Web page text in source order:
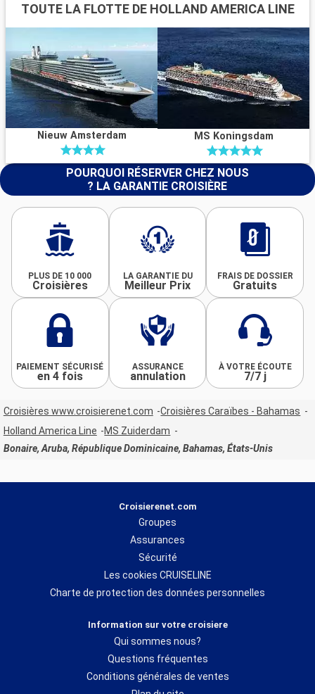
TOUTE LA FLOTTE DE HOLLAND AMERICA LINE
Nieuw Amsterdam MS Koningsdam
POURQUOI RÉSERVER CHEZ NOUS
? LA GARANTIE CROISIÈRE
PLUS DE 10 000
Croisières
LA GARANTIE DU
Meilleur Prix
FRAIS DE DOSSIER
Gratuits
PAIEMENT SÉCURISÉ
en 4 fois
ASSURANCE
annulation
À VOTRE ÉCOUTE
7/7 j
Croisières www.croisierenet.com
Croisières Caraïbes - Bahamas
Holland America Line
MS Zuiderdam
Bonaire, Aruba, République Dominicaine, Bahamas, États-Unis
Croisierenet.com
Groupes
Assurances
Sécurité
Les cookies CRUISELINE
Charte de protection des données personnelles
Information sur votre croisiere
Qui sommes nous?
Questions fréquentes
Conditions générales de ventes